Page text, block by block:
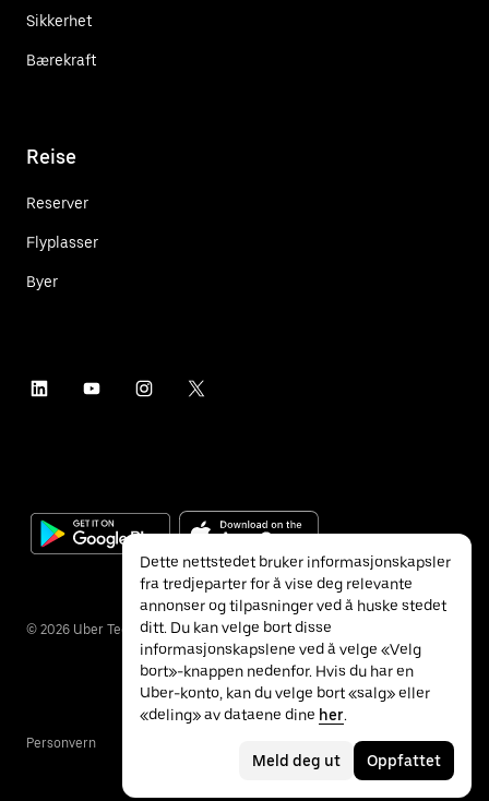
Sikkerhet
Bærekraft
Reise
Reserver
Flyplasser
Byer
© 2026 Uber Technologies Inc.
Personvern
Dette nettstedet bruker informasjonskapsler
fra tredjeparter for å vise deg relevante
annonser og tilpasninger ved å huske stedet
ditt. Du kan velge bort disse
informasjonskapslene ved å velge «Velg
bort»-knappen nedenfor. Hvis du har en
Uber-konto, kan du velge bort «salg» eller
«deling» av dataene dine her.
Meld deg ut Oppfattet